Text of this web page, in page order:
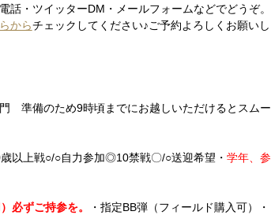
話・ツイッターDM・メールフォームなどでどうぞ。
からチェックしてください♪ご予約よろしくお願いし
準備のため9時頃までにお越しいただけるとスムー
以上戦○/○自力参加◎10禁戦〇/○送迎希望・ 学年、参
必ずご持参を。
・指定BB弾（フィールド購入可）・